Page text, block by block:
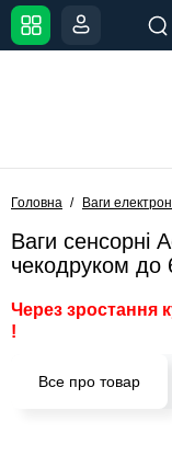
Головна Ваги
Ваги сенсорні
чекодруком до
Через зростання
!
Все про товар